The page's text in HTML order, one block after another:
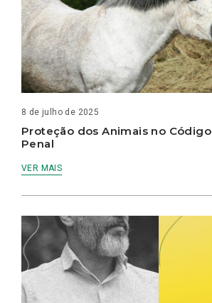
8 de julho de 2025
Proteção dos Animais no Código
Penal
VER MAIS